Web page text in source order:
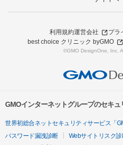
利用規約運営会社
プラ
best choice クリニック byGMO
©GMO DesignOne, Inc.
GMOインターネットグループのセキ
世界初総合ネットセキュリティサービス「
パスワード漏洩診断
Webサイトリスク診